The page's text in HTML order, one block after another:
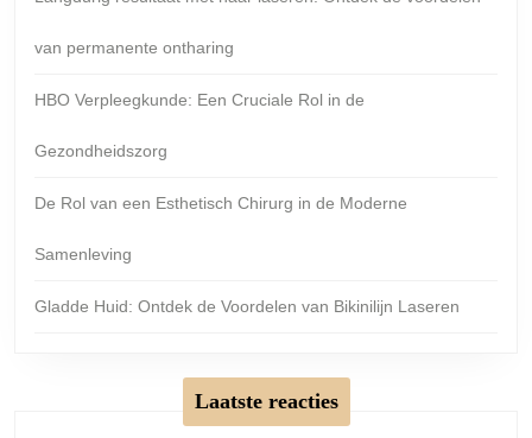
van permanente ontharing
HBO Verpleegkunde: Een Cruciale Rol in de
Gezondheidszorg
De Rol van een Esthetisch Chirurg in de Moderne
Samenleving
Gladde Huid: Ontdek de Voordelen van Bikinilijn Laseren
Laatste reacties